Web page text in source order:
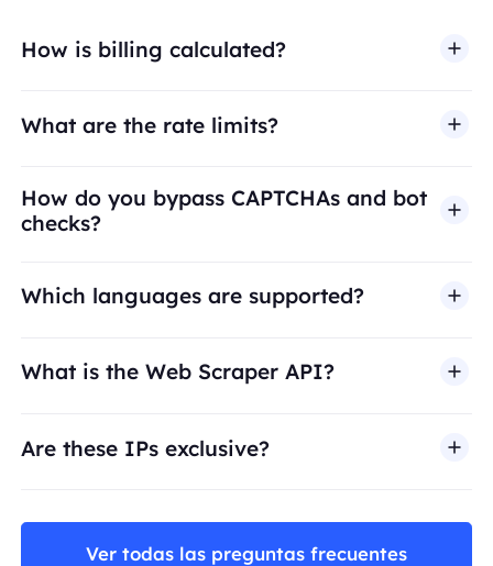
How is billing calculated?
What are the rate limits?
How do you bypass CAPTCHAs and bot
checks?
Which languages are supported?
What is the Web Scraper API?
Are these IPs exclusive?
Ver todas las preguntas frecuentes